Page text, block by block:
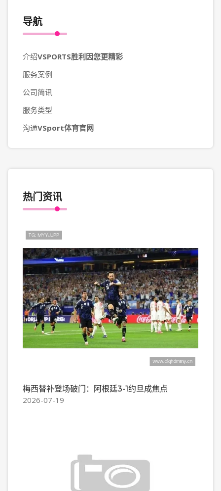
导航
介绍VSPORTS胜利因您更精彩
服务案例
公司简讯
服务类型
沟通VSport体育官网
热门资讯
梅西替补登场破门：阿根廷3-1约旦成焦点
2026-07-19